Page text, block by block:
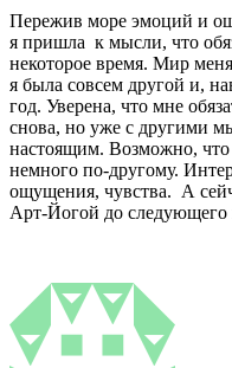
Пережив море эмоций и
я пришла к мысли, что
некоторое время. Мир
я была совсем другой и,
год. Уверена, что мне
снова, но уже с другими
настоящим. Возможно, что
немного по-другому.
ощущения, чувства. А
Арт-Йогой до следующего